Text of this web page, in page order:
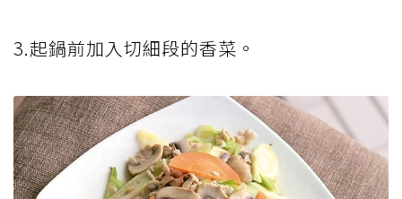
3.起鍋前加入切細段的香菜。